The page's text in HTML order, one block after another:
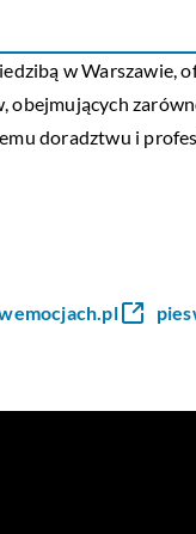
w
obejmujących
doradztwu i